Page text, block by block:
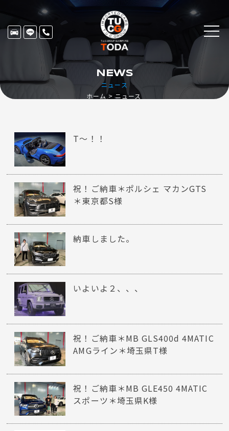
ニュース
NEWS
ホーム ニュース
T～！！
祝！ご納車＊ポルシェ マカンGTS
＊東京都S様
納車しました。
いよいよ２、、、
祝！ご納車＊MB GLS400d 4MATIC
AMGライン＊埼玉県T様
祝！ご納車＊MB GLE450 4MATIC
スポーツ＊埼玉県K様